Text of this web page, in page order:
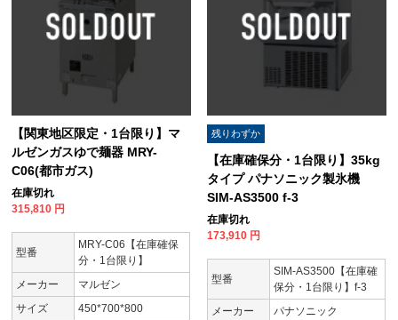
【関東地区限定・1台限り】マ
ルゼンガスゆで麺器 MRY-
C06(都市ガス)
在庫切れ
315,810 円
型番
MRY-C06【在庫確保
分・1台限り】
メーカー
マルゼン
サイズ
450*700*800
残りわずか
【在庫確保分・1台限り】35kg
タイプ パナソニック製氷機
SIM-AS3500 f-3
在庫切れ
173,910 円
型番
SIM-AS3500【在庫確
保分・1台限り】f-3
メーカー
パナソニック